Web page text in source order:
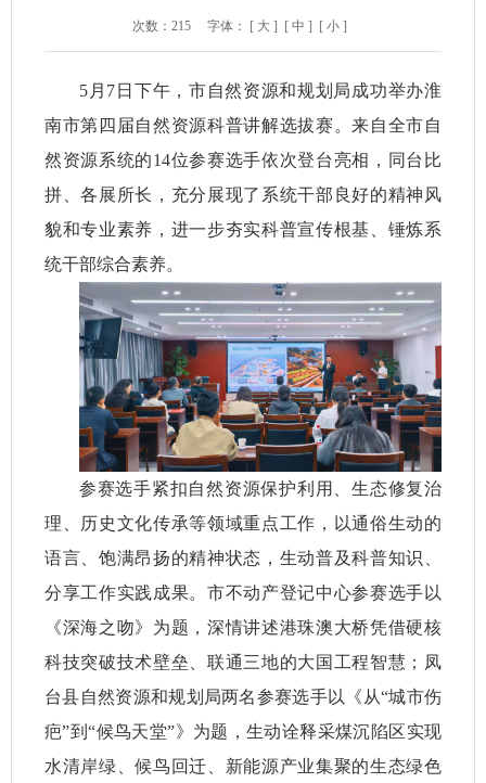
次数： 215 字体： [ 大 ] [ 中 ] [ 小 ]
5月7日下午，市自然资源和规划局成功举办淮
南市第四届自然资源科普讲解选拔赛。来自全市自
然资源系统的14位参赛选手依次登台亮相，同台比
拼、各展所长，充分展现了系统干部良好的精神风
貌和专业素养，进一步夯实科普宣传根基、锤炼系
统干部综合素养。
参赛选手紧扣自然资源保护利用、生态修复治
理、历史文化传承等领域重点工作，以通俗生动的
语言、饱满昂扬的精神状态，生动普及科普知识、
分享工作实践成果。市不动产登记中心参赛选手以
《深海之吻》为题，深情讲述港珠澳大桥凭借硬核
科技突破技术壁垒、联通三地的大国工程智慧；凤
台县自然资源和规划局两名参赛选手以《从“城市伤
疤”到“候鸟天堂”》为题，生动诠释采煤沉陷区实现
水清岸绿、候鸟回迁、新能源产业集聚的生态绿色